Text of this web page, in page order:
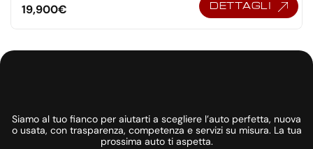
19,900€ DETTAGLI
Siamo al tuo fianco per aiutarti a scegliere l’auto perfetta, nuova
o usata, con trasparenza, competenza e servizi su misura. La tua
prossima auto ti aspetta.